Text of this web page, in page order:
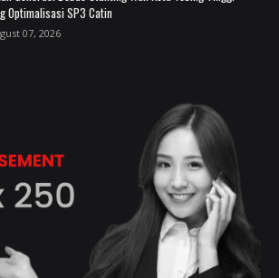
Optimalisasi SP3 Catin
07, 2026